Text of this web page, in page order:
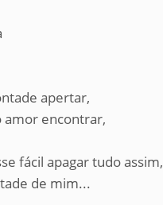
apertar,
amor encontrar,
fácil apagar tudo assim,
de mim...